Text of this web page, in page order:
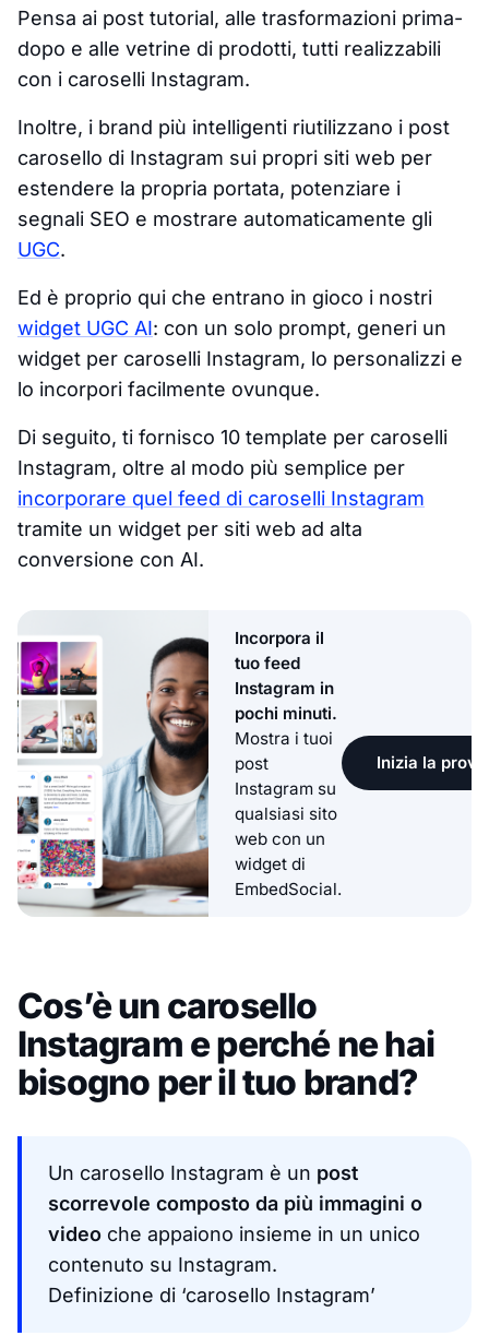
Pensa ai post tutorial, alle trasformazioni prima-
dopo e alle vetrine di prodotti, tutti realizzabili
con i caroselli Instagram.
Inoltre, i brand più intelligenti riutilizzano i post
carosello di Instagram sui propri siti web per
estendere la propria portata, potenziare i
segnali SEO e mostrare automaticamente gli
UGC.
Ed è proprio qui che entrano in gioco i nostri
widget UGC AI: con un solo prompt, generi un
widget per caroselli Instagram, lo personalizzi e
lo incorpori facilmente ovunque.
Di seguito, ti fornisco 10 template per caroselli
Instagram, oltre al modo più semplice per
incorporare quel feed di caroselli Instagram
tramite un widget per siti web ad alta
conversione con AI.
Incorpora il
tuo feed
Instagram in
pochi minuti.
Mostra i tuoi
post
Instagram su
qualsiasi sito
web con un
widget di
EmbedSocial.
Inizia la
Cos’è un carosello
Instagram e perché ne hai
bisogno per il tuo brand?
Un carosello Instagram è un post
scorrevole composto da più immagini o
video che appaiono insieme in un unico
contenuto su Instagram.
Definizione di ‘carosello Instagram’